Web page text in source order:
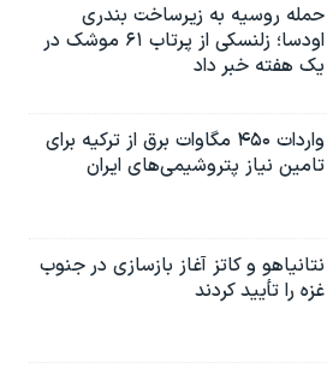
حمله روسیه به زیرساخت بندری
اودسا؛ زلنسکی از پرتاب ۶۱ موشک در
یک هفته خبر داد
واردات ۴۵۰ مگاوات برق از ترکیه برای
تامین نیاز پتروشیمی‌های ایران
نتانیاهو و کاتز آغاز بازسازی در جنوب
غزه را تأیید کردند